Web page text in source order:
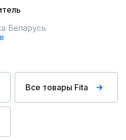
Беларусь
Все товары Fita